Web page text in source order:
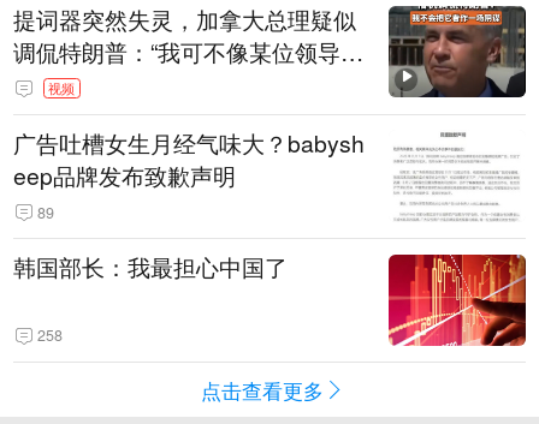
提词器突然失灵，加拿大总理疑似
调侃特朗普：“我可不像某位领导
人，把这当成一场阴谋”，全场哄笑
视频
广告吐槽女生月经气味大？babysh
eep品牌发布致歉声明
89
韩国部长：我最担心中国了
258
点击查看更多